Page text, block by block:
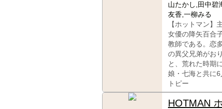
山たかし,田中碧
友香,一柳みる
【ホットマン】
女優の降矢百合
教師である。恋
の異父兄弟がお
と、荒れた時期
娘・七海と共に
トピー
HOTMAN